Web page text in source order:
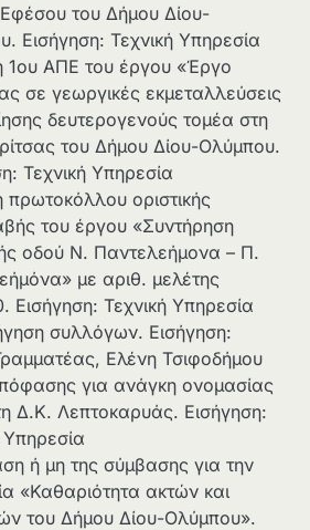
του Δήμου Δίου-
Εισήγηση: Τεχνική Υπηρεσία
1ου ΑΠΕ του έργου «Έργο
σε γεωργικές εκμεταλλεύσεις
δευτερογενούς τομέα στη
του Δήμου Δίου-Ολύμπου.
Τεχνική Υπηρεσία
πρωτοκόλλου οριστικής
του έργου «Συντήρηση
οδού Ν. Παντελεήμονα – Π.
με αριθ. μελέτης
Εισήγηση: Τεχνική Υπηρεσία
συλλόγων. Εισήγηση:
Ελένη Τσιφοδήμου
για ανάγκη ονομασίας
Δ.Κ. Λεπτοκαρυάς. Εισήγηση:
Υπηρεσία
ή μη της σύμβασης για την
«Καθαριότητα ακτών και
του Δήμου Δίου-Ολύμπου».